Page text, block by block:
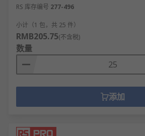
RS 库存编号 277-496
小计（1 包，共 25 件）
RMB205.75(不含税)
数量
添加